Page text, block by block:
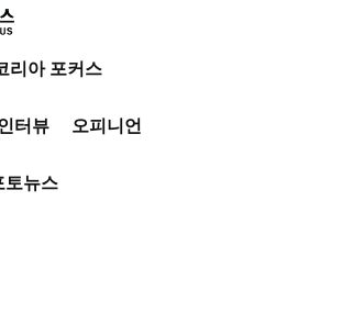
리아 포커스
터뷰 오피니언
토뉴스